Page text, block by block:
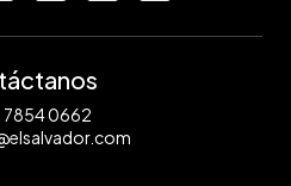
7854 0662